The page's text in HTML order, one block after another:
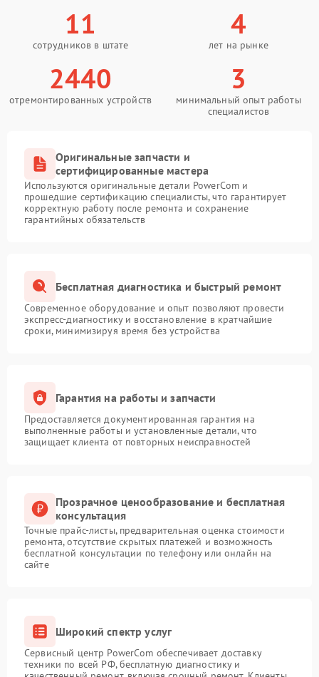
11
сотрудников в штате
4
лет на рынке
2440
отремонтированных устройств
3
минимальный опыт работы
специалистов
Оригинальные запчасти и
сертифицированные мастера
Используются оригинальные детали PowerCom и
прошедшие сертификацию специалисты, что гарантирует
корректную работу после ремонта и сохранение
гарантийных обязательств
Бесплатная диагностика и быстрый ремонт
Современное оборудование и опыт позволяют провести
экспресс-диагностику и восстановление в кратчайшие
сроки, минимизируя время без устройства
Гарантия на работы и запчасти
Предоставляется документированная гарантия на
выполненные работы и установленные детали, что
защищает клиента от повторных неисправностей
Прозрачное ценообразование и бесплатная
консультация
Точные прайс-листы, предварительная оценка стоимости
ремонта, отсутствие скрытых платежей и возможность
бесплатной консультации по телефону или онлайн на
сайте
Широкий спектр услуг
Сервисный центр PowerCom обеспечивает доставку
техники по всей РФ, бесплатную диагностику и